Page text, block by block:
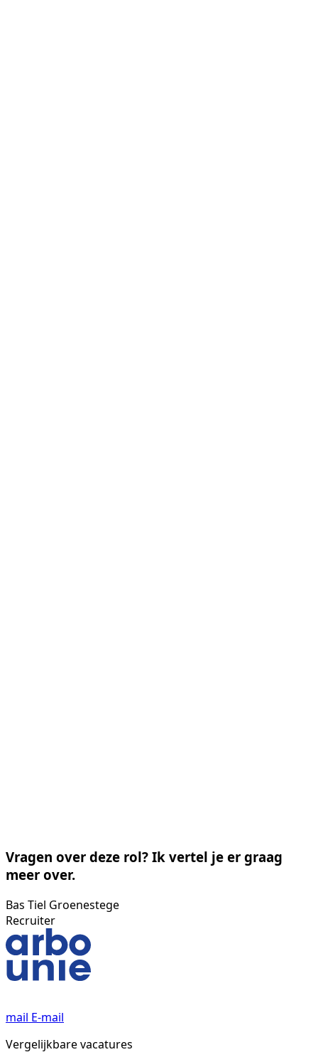
Vragen over deze rol? Ik vertel je er graag
meer over.
Bas Tiel Groenestege
Recruiter
mail E-mail
Vergelijkbare vacatures